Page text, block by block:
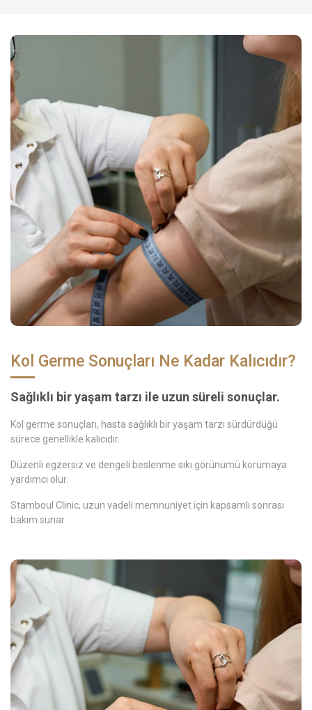
Kol Germe Sonuçları Ne Kadar Kalıcıdır?
Sağlıklı bir yaşam tarzı ile uzun süreli sonuçlar.
Kol germe sonuçları, hasta sağlıklı bir yaşam tarzı sürdürdüğü
sürece genellikle kalıcıdır.
Düzenli egzersiz ve dengeli beslenme sıkı görünümü korumaya
yardımcı olur.
Stamboul Clinic, uzun vadeli memnuniyet için kapsamlı sonrası
bakım sunar.